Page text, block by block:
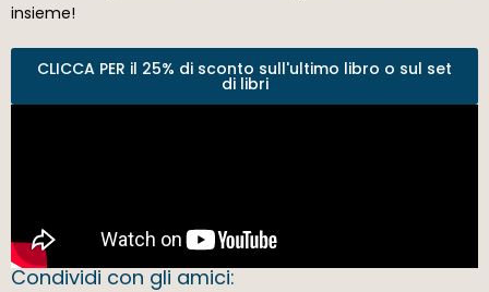
insieme!
CLICCA PER il 25% di sconto sull'ultimo libro o sul set
di libri
Condividi con gli amici: